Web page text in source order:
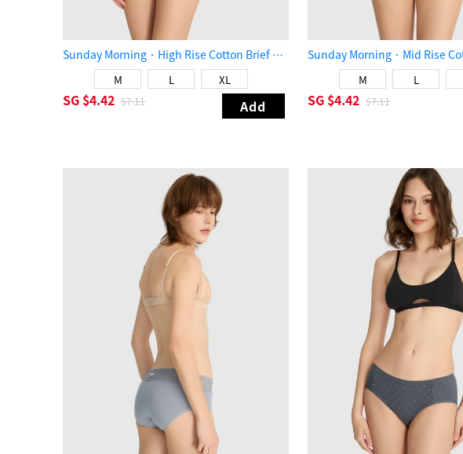
Sunday Morning．High Rise Cotton Brief Panty（Quarry）
M L XL
SG $4.42 $7.11 Add
M L
SG $4.42 $7.11